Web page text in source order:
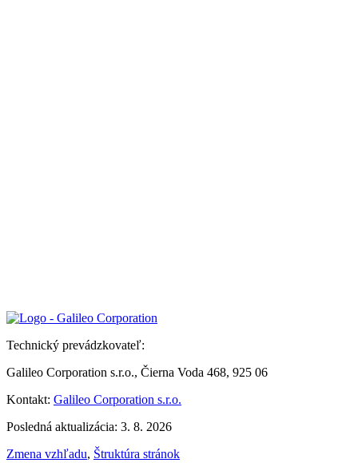
Technický prevádzkovateľ:
Galileo Corporation s.r.o., Čierna Voda 468, 925 06
Kontakt: Galileo Corporation s.r.o.
Posledná aktualizácia: 3. 8. 2026
Zmena vzhľadu, Štruktúra stránok